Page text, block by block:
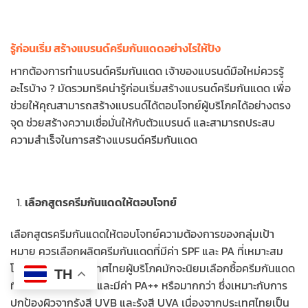
รู้ก่อนเริ่ม สร้างแบรนด์ครีมกันแดดอย่างไรให้ปัง
หากต้องการทำแบรนด์ครีมกันแดด เจ้าของแบรนด์มือใหม่ควรรู้
อะไรบ้าง ? มัดรวมทริคน่ารู้ก่อนเริ่มสร้างแบรนด์ครีมกันแดด เพื่อ
ช่วยให้คุณสามารถสร้างแบรนด์ได้ตอบโจทย์ผู้บริโภคได้อย่างตรง
จุด ช่วยสร้างความเชื่อมั่นให้กับตัวแบรนด์ และสามารถประสบ
ความสำเร็จในการสร้างแบรนด์ครีมกันแดด
เลือกสูตรครีมกันแดดให้ตอบโจทย์
เลือกสูตรครีมกันแดดให้ตอบโจทย์ความต้องการของกลุ่มเป้า
หมาย ควรเลือกผลิตครีมกันแดดที่มีค่า SPF และ PA ที่เหมาะสม
โดยส่วนมากในประเทศไทยผู้บริโภคมักจะนิยมเลือกซื้อครีมกันแดด
ที่มีค่า SPF 15 ขึ้นไป และมีค่า PA++ หรือมากกว่า ซึ่งเหมาะกับการ
ปกป้องผิวจากรังสี UVB และรังสี UVA เนื่องจากประเทศไทยเป็น
TH